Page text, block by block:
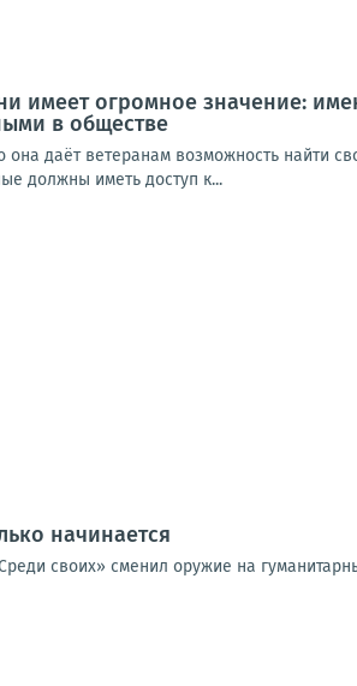
имеет огромное значение:
в обществе
даёт ветеранам возможность найти
должны иметь доступ к...
начинается
своих» сменил оружие на